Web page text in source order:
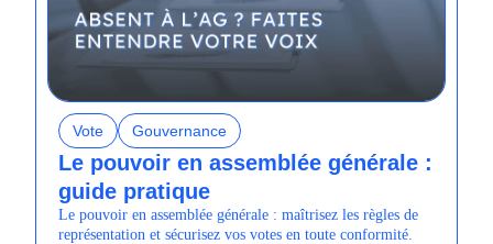
Vote Gouvernance
Le pouvoir en assemblée générale :
guide pratique
Le pouvoir en assemblée générale : maîtrisez les règles de
représentation et sécurisez vos votes en toute conformité.